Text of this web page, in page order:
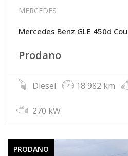
MERCEDES
Mercedes Benz GLE 450d
Prodano
Diesel 18 982 km
270 kW
PRODANO